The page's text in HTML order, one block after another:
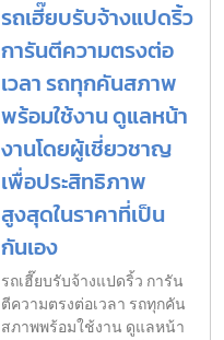
รถเฮี๊ยบรับจ้างแปดริ้ว
การันตีความตรงต่อ
เวลา รถทุกคันสภาพ
พร้อมใช้งาน ดูแลหน้า
งานโดยผู้เชี่ยวชาญ
เพื่อประสิทธิภาพ
สูงสุดในราคาที่เป็น
กันเอง
รถเฮี๊ยบรับจ้างแปดริ้ว การัน
ตีความตรงต่อเวลา รถทุกคัน
สภาพพร้อมใช้งาน ดูแลหน้า